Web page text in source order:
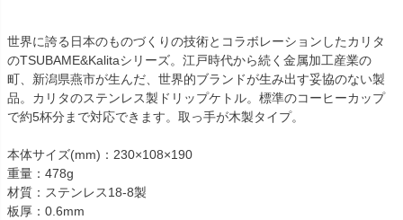
世界に誇る日本のものづくりの技術とコラボレーションしたカリタ
のTSUBAME&Kalitaシリーズ。江戸時代から続く金属加工産業の
町、新潟県燕市が生んだ、世界的ブランドが生み出す妥協のない製
品。カリタのステンレス製ドリップケトル。標準のコーヒーカップ
で約5杯分まで対応できます。取っ手が木製タイプ。
本体サイズ(mm)：230×108×190
重量：478g
材質：ステンレス18-8製
板厚：0.6mm